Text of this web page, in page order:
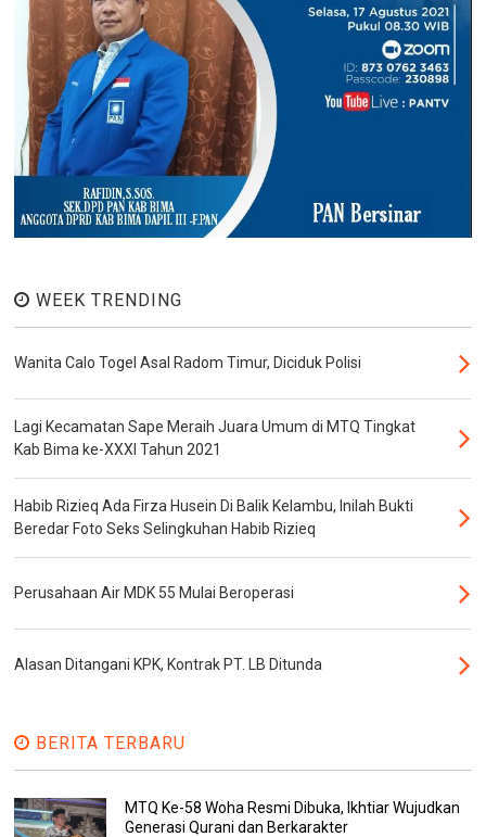
WEEK TRENDING
Wanita Calo Togel Asal Radom Timur, Diciduk Polisi
Lagi Kecamatan Sape Meraih Juara Umum di MTQ Tingkat
Kab Bima ke-XXXI Tahun 2021
Habib Rizieq Ada Firza Husein Di Balik Kelambu, Inilah Bukti
Beredar Foto Seks Selingkuhan Habib Rizieq
Perusahaan Air MDK 55 Mulai Beroperasi
Alasan Ditangani KPK, Kontrak PT. LB Ditunda
BERITA TERBARU
MTQ Ke-58 Woha Resmi Dibuka, Ikhtiar Wujudkan
Generasi Qurani dan Berkarakter